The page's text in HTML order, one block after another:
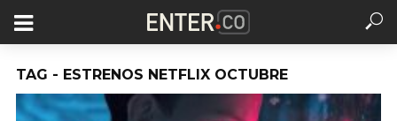
TAG - ESTRENOS NETFLIX OCTUBRE